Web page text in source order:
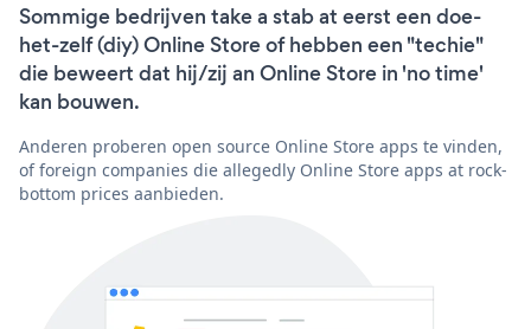
Sommige bedrijven take a stab at eerst een doe-
het-zelf (diy) Online Store of hebben een "techie"
die beweert dat hij/zij an Online Store in 'no time'
kan bouwen.
Anderen proberen open source Online Store apps te vinden,
of foreign companies die allegedly Online Store apps at rock-
bottom prices aanbieden.